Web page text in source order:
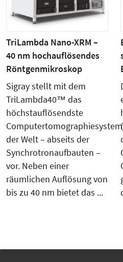
TriLambda Nano-XRM –
40 nm hochauflösendes
Röntgenmikroskop
Sigray stellt mit dem
TriLambda40™ das
höchstauflösendste
Computertomographiesystem
der Welt – abseits der
Synchrotronaufbauten –
vor. Neben einer
räumlichen Auflösung von
bis zu 40 nm bietet das ...